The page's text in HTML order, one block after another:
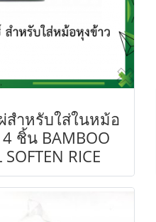
สำหรับใส่ในหม้อ
ชิ้น BAMBOO
RICE